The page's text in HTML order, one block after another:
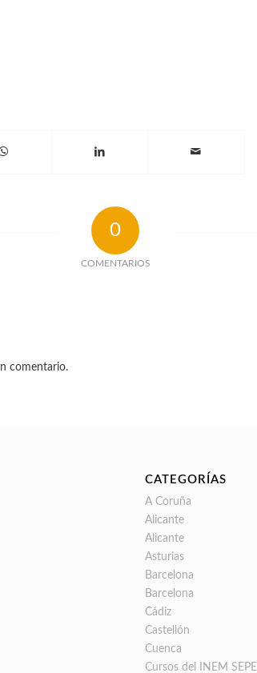
0
COMENTARIOS
comentario.
CATEGORÍAS
A Coruña
Alicante
Alicante
Asturias
Barcelona
Barcelona
Cádiz
Castellón
Cuenca
Cursos del INEM SEPE